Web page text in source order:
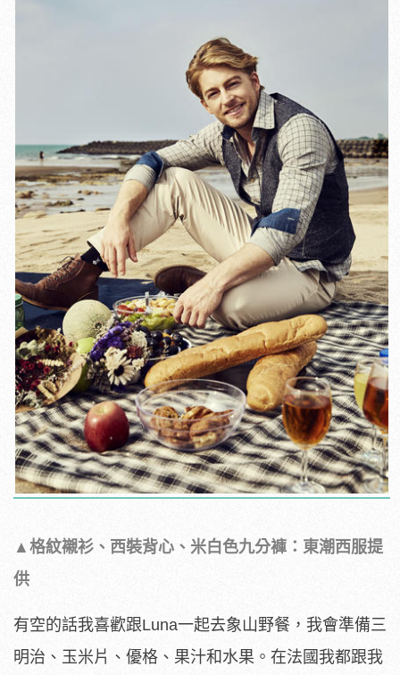
▲格紋襯衫、西裝背心、米白色九分褲：東潮西服提
供
有空的話我喜歡跟Luna一起去象山野餐，我會準備三
明治、玉米片、優格、果汁和水果。在法國我都跟我